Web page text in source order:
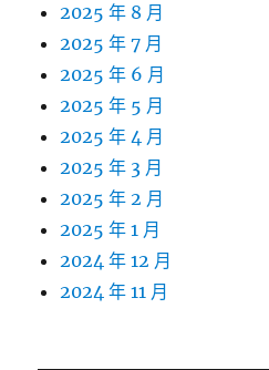
2025 年 8 月
2025 年 7 月
2025 年 6 月
2025 年 5 月
2025 年 4 月
2025 年 3 月
2025 年 2 月
2025 年 1 月
2024 年 12 月
2024 年 11 月